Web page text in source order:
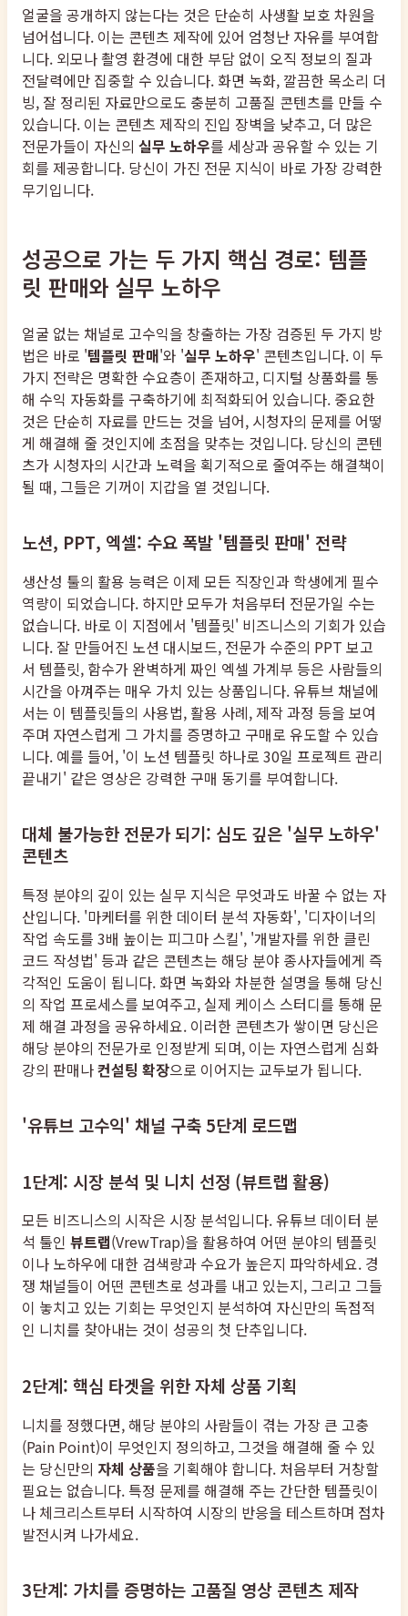
얼굴을 공개하지 않는다는 것은 단순히 사생활 보호 차원을
넘어섭니다. 이는 콘텐츠 제작에 있어 엄청난 자유를 부여합
니다. 외모나 촬영 환경에 대한 부담 없이 오직 정보의 질과
전달력에만 집중할 수 있습니다. 화면 녹화, 깔끔한 목소리 더
빙, 잘 정리된 자료만으로도 충분히 고품질 콘텐츠를 만들 수
있습니다. 이는 콘텐츠 제작의 진입 장벽을 낮추고, 더 많은
전문가들이 자신의 실무 노하우를 세상과 공유할 수 있는 기
회를 제공합니다. 당신이 가진 전문 지식이 바로 가장 강력한
무기입니다.
성공으로 가는 두 가지 핵심 경로: 템플
릿 판매와 실무 노하우
얼굴 없는 채널로 고수익을 창출하는 가장 검증된 두 가지 방
법은 바로 '템플릿 판매'와 '실무 노하우' 콘텐츠입니다. 이 두
가지 전략은 명확한 수요층이 존재하고, 디지털 상품화를 통
해 수익 자동화를 구축하기에 최적화되어 있습니다. 중요한
것은 단순히 자료를 만드는 것을 넘어, 시청자의 문제를 어떻
게 해결해 줄 것인지에 초점을 맞추는 것입니다. 당신의 콘텐
츠가 시청자의 시간과 노력을 획기적으로 줄여주는 해결책이
될 때, 그들은 기꺼이 지갑을 열 것입니다.
노션, PPT, 엑셀: 수요 폭발 '템플릿 판매' 전략
생산성 툴의 활용 능력은 이제 모든 직장인과 학생에게 필수
역량이 되었습니다. 하지만 모두가 처음부터 전문가일 수는
없습니다. 바로 이 지점에서 '템플릿' 비즈니스의 기회가 있습
니다. 잘 만들어진 노션 대시보드, 전문가 수준의 PPT 보고
서 템플릿, 함수가 완벽하게 짜인 엑셀 가계부 등은 사람들의
시간을 아껴주는 매우 가치 있는 상품입니다. 유튜브 채널에
서는 이 템플릿들의 사용법, 활용 사례, 제작 과정 등을 보여
주며 자연스럽게 그 가치를 증명하고 구매로 유도할 수 있습
니다. 예를 들어, '이 노션 템플릿 하나로 30일 프로젝트 관리
끝내기' 같은 영상은 강력한 구매 동기를 부여합니다.
대체 불가능한 전문가 되기: 심도 깊은 '실무 노하우'
콘텐츠
특정 분야의 깊이 있는 실무 지식은 무엇과도 바꿀 수 없는 자
산입니다. '마케터를 위한 데이터 분석 자동화', '디자이너의
작업 속도를 3배 높이는 피그마 스킬', '개발자를 위한 클린
코드 작성법' 등과 같은 콘텐츠는 해당 분야 종사자들에게 즉
각적인 도움이 됩니다. 화면 녹화와 차분한 설명을 통해 당신
의 작업 프로세스를 보여주고, 실제 케이스 스터디를 통해 문
제 해결 과정을 공유하세요. 이러한 콘텐츠가 쌓이면 당신은
해당 분야의 전문가로 인정받게 되며, 이는 자연스럽게 심화
강의 판매나컨설팅 확장으로 이어지는 교두보가 됩니다.
'유튜브 고수익' 채널 구축 5단계 로드맵
1단계: 시장 분석 및 니치 선정 (뷰트랩 활용)
모든 비즈니스의 시작은 시장 분석입니다. 유튜브 데이터 분
석 툴인 뷰트랩(VrewTrap)을 활용하여 어떤 분야의 템플릿
이나 노하우에 대한 검색량과 수요가 높은지 파악하세요. 경
쟁 채널들이 어떤 콘텐츠로 성과를 내고 있는지, 그리고 그들
이 놓치고 있는 기회는 무엇인지 분석하여 자신만의 독점적
인 니치를 찾아내는 것이 성공의 첫 단추입니다.
2단계: 핵심 타겟을 위한 자체 상품 기획
니치를 정했다면, 해당 분야의 사람들이 겪는 가장 큰 고충
(Pain Point)이 무엇인지 정의하고, 그것을 해결해 줄 수 있
는 당신만의 자체 상품을 기획해야 합니다. 처음부터 거창할
필요는 없습니다. 특정 문제를 해결해 주는 간단한 템플릿이
나 체크리스트부터 시작하여 시장의 반응을 테스트하며 점차
발전시켜 나가세요.
3단계: 가치를 증명하는 고품질 영상 콘텐츠 제작